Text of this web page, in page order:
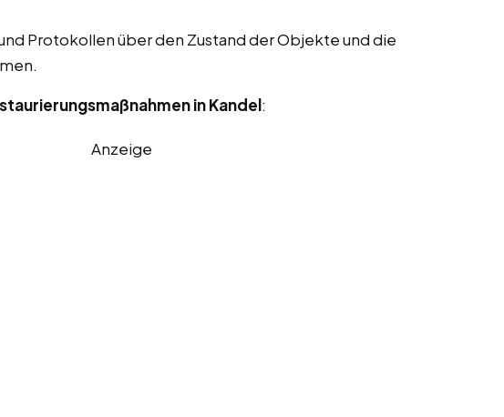
Protokollen über den Zustand der Objekte und die
in Kandel:
Anzeige